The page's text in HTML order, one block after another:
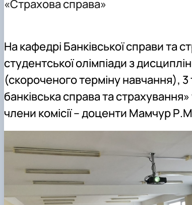
Академія фінансової грамотності FinHub_4.0
Положення про кафедру
Практична підготовка
«Страхова справа»
На кафедрі Банківської справи та
студентської олімпіади з
(скороченого терміну навчання), 3
банківська справа та
члени комісії – доценти Мамчур